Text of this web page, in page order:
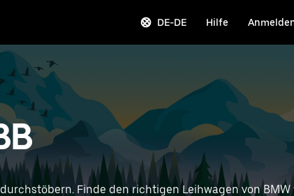
DE-DE Hilfe
Finde den richtigen Leihwagen von BMW